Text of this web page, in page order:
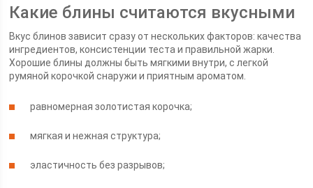
Какие блины считаются вкусными
Вкус блинов зависит сразу от нескольких факторов: качества
ингредиентов, консистенции теста и правильной жарки.
Хорошие блины должны быть мягкими внутри, с легкой
румяной корочкой снаружи и приятным ароматом.
равномерная золотистая корочка;
мягкая и нежная структура;
эластичность без разрывов;